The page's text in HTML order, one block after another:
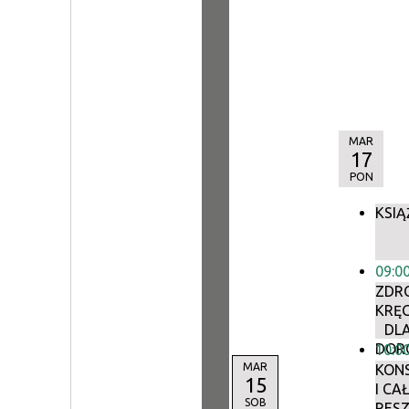
MAR
15
SOB
MAR
17
PON
I